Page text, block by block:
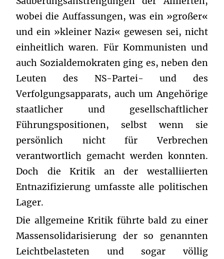
wobei die Auffassungen, was ein »großer«
und ein »kleiner Nazi« gewesen sei, nicht
einheitlich waren. Für Kommunisten und
auch Sozialdemokraten ging es, neben den
Leuten des NS-Partei- und des
Verfolgungsapparats, auch um Angehörige
staatlicher und gesellschaftlicher
Führungspositionen, selbst wenn sie
persönlich nicht für Verbrechen
verantwortlich gemacht werden konnten.
Doch die Kritik an der westalliierten
Entnazifizierung umfasste alle politischen
Lager.
Die allgemeine Kritik führte bald zu einer
Massensolidarisierung der so genannten
Leichtbelasteten und sogar völlig